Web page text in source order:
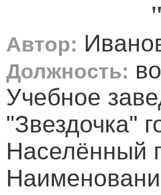
Автор:
Должность:
Учебное
"Звездочка"
Населённый